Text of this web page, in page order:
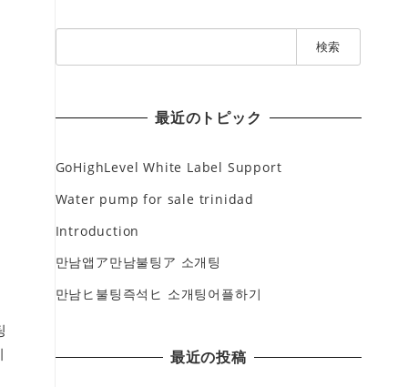
索
最近のトピック
GoHighLevel White Label Support
Water pump for sale trinidad
Introduction
만남앱ア만남불팅ア 소개팅
만남ヒ불팅즉석ヒ 소개팅어플하기
最近の投稿